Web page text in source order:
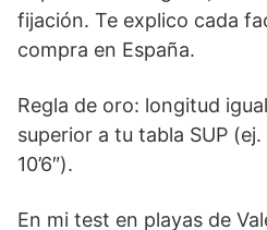
fijación. Te explico cada
compra en España.
Regla de oro: longitud
superior a tu tabla SUP
10’6″).
En mi test en playas de